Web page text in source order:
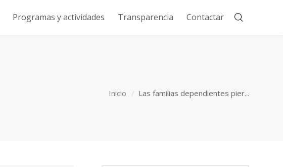
Programas y actividades Transparencia Contactar
Inicio Las familias dependientes pier...